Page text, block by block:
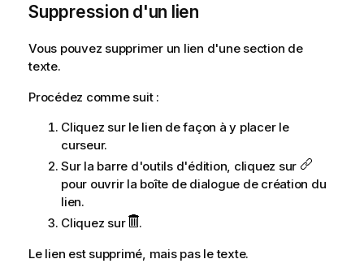
Suppression d'un lien
Vous pouvez supprimer un lien d'une section de
texte.
Procédez comme suit :
Cliquez sur le lien de façon à y placer le
curseur.
Sur la barre d'outils d'édition, cliquez sur
pour ouvrir la boîte de dialogue de création du
lien.
Cliquez sur
.
Le lien est supprimé, mais pas le texte.